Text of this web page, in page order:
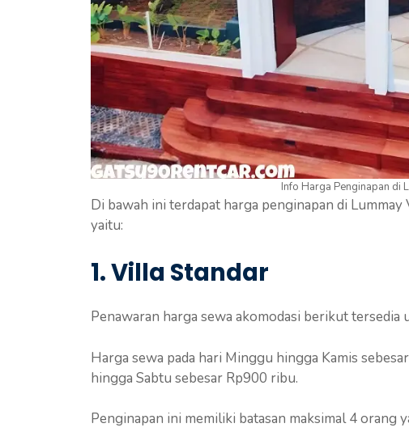
Info Harga Penginapan di
Di bawah ini terdapat harga penginapan di
yaitu:
1. Villa Standar
Penawaran harga sewa akomodasi berikut
Harga sewa pada hari Minggu hingga Kamis
hingga Sabtu sebesar Rp900 ribu.
Penginapan ini memiliki batasan maksimal 4 orang